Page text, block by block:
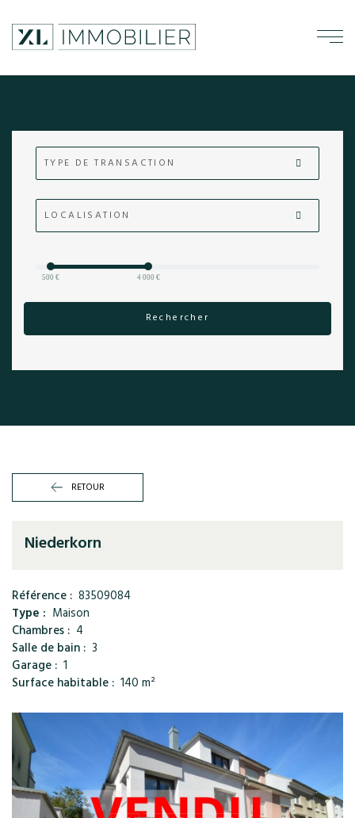
TYPE DE TRANSACTION
LOCALISATION
500 € 4 000 €
Rechercher
RETOUR
Niederkorn
Référence : 83509084
Type : Maison
Chambres : 4
Salle de bain : 3
Garage : 1
Surface habitable : 140 m²